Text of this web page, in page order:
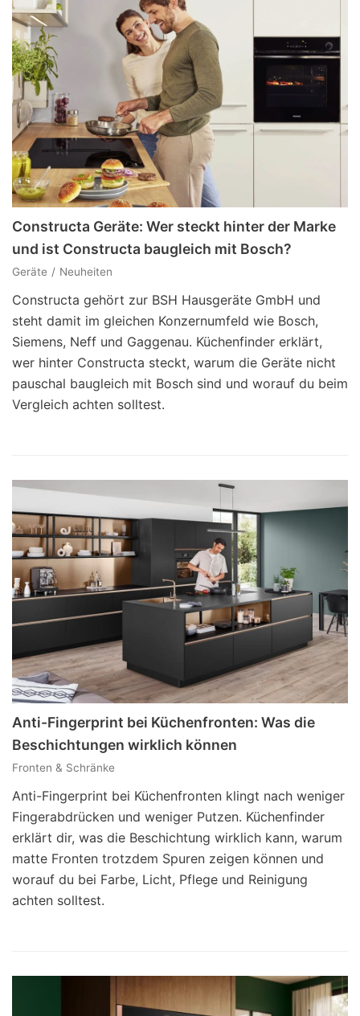
Constructa Geräte: Wer steckt hinter der Marke
und ist Constructa baugleich mit Bosch?
Geräte Neuheiten
Constructa gehört zur BSH Hausgeräte GmbH und
steht damit im gleichen Konzernumfeld wie Bosch,
Siemens, Neff und Gaggenau. Küchenfinder erklärt,
wer hinter Constructa steckt, warum die Geräte nicht
pauschal baugleich mit Bosch sind und worauf du beim
Vergleich achten solltest.
Anti-Fingerprint bei Küchenfronten: Was die
Beschichtungen wirklich können
Fronten & Schränke
Anti-Fingerprint bei Küchenfronten klingt nach weniger
Fingerabdrücken und weniger Putzen. Küchenfinder
erklärt dir, was die Beschichtung wirklich kann, warum
matte Fronten trotzdem Spuren zeigen können und
worauf du bei Farbe, Licht, Pflege und Reinigung
achten solltest.